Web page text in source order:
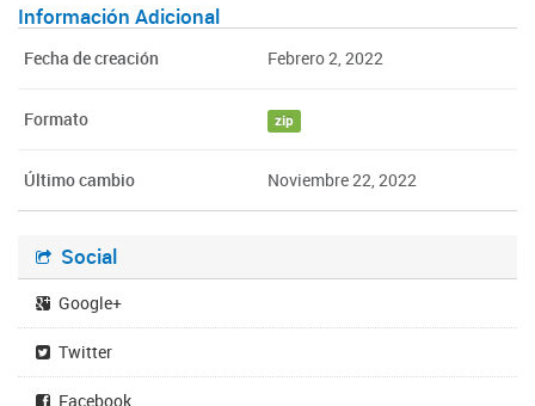
Información Adicional
Fecha de creación Febrero 2, 2022
Formato zip
Último cambio Noviembre 22, 2022
Social
Google+
Twitter
Facebook